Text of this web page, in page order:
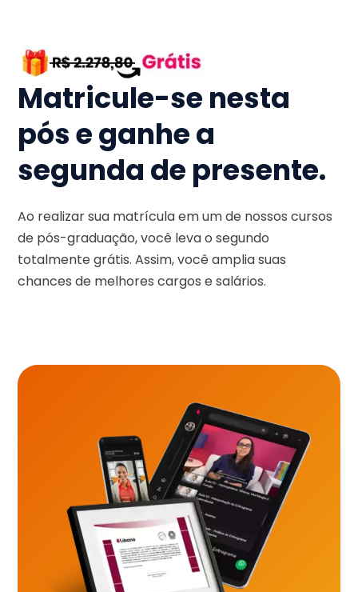
Matricule-se nesta
pós e ganhe a
segunda de presente.
Ao realizar sua matrícula em um de nossos cursos
de pós-graduação, você leva o segundo
totalmente grátis. Assim, você amplia suas
chances de melhores cargos e salários.